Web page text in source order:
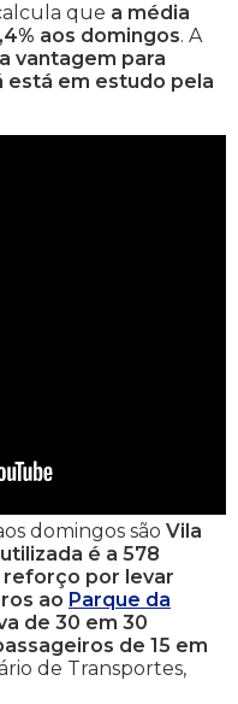
que a média
aos domingos. A
vantagem para
está em estudo pela
domingos são Vila
é a 578
reforço por levar
ao Parque da
de 30 em 30
de 15 em
de Transportes,